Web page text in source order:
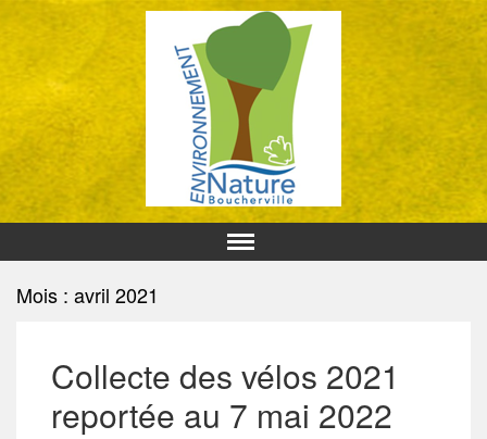
Mois : avril 2021
Collecte des vélos 2021
reportée au 7 mai 2022